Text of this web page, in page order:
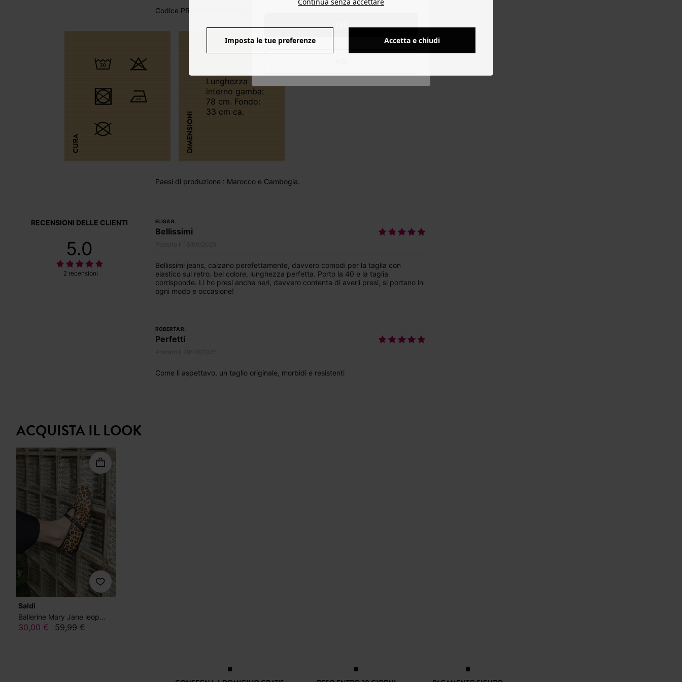
Codice PROMOD : 207950 - 17230545984
CURA DIMENSIONI
Lunghezza
interno gamba:
78 cm. Fondo:
33 cm ca.
Paesi di produzione : Marocco e Cambogia.
RECENSIONI DELLE CLIENTI
5.0
2 recensioni
ELISA R.
Bellissimi
Bellissimi jeans, calzano perefettamente, davvero comodi per la taglia con
elastico sul retro. bel colore, lunghezza perfetta. Porto la 40 e la taglia
corrisponde. Li ho presi anche neri, davvero contenta di averli presi, si portano in
ogni modo e occasione!
ROBERTA R.
Perfetti
Come li aspettavo, un taglio originale, morbidi e resistenti
ACQUISTA IL LOOK
Saldi
Ballerine Mary Jane leopardate
30,00 € 59,99 €
Continua senza accettare
Imposta le tue preferenze Accetta e chiudi